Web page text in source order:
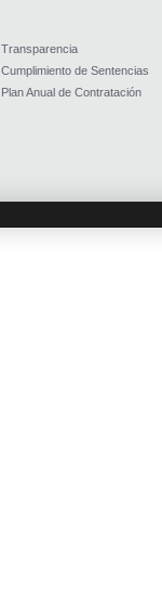
Transparencia
Cumplimiento de Sentencias
Plan Anual de Contratación